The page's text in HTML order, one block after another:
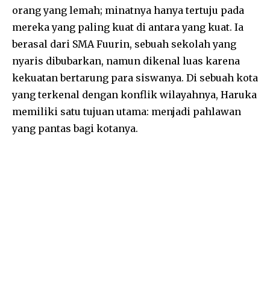
orang yang lemah; minatnya hanya tertuju pada
mereka yang paling kuat di antara yang kuat. Ia
berasal dari SMA Fuurin, sebuah sekolah yang
nyaris dibubarkan, namun dikenal luas karena
kekuatan bertarung para siswanya. Di sebuah kota
yang terkenal dengan konflik wilayahnya, Haruka
memiliki satu tujuan utama: menjadi pahlawan
yang pantas bagi kotanya.